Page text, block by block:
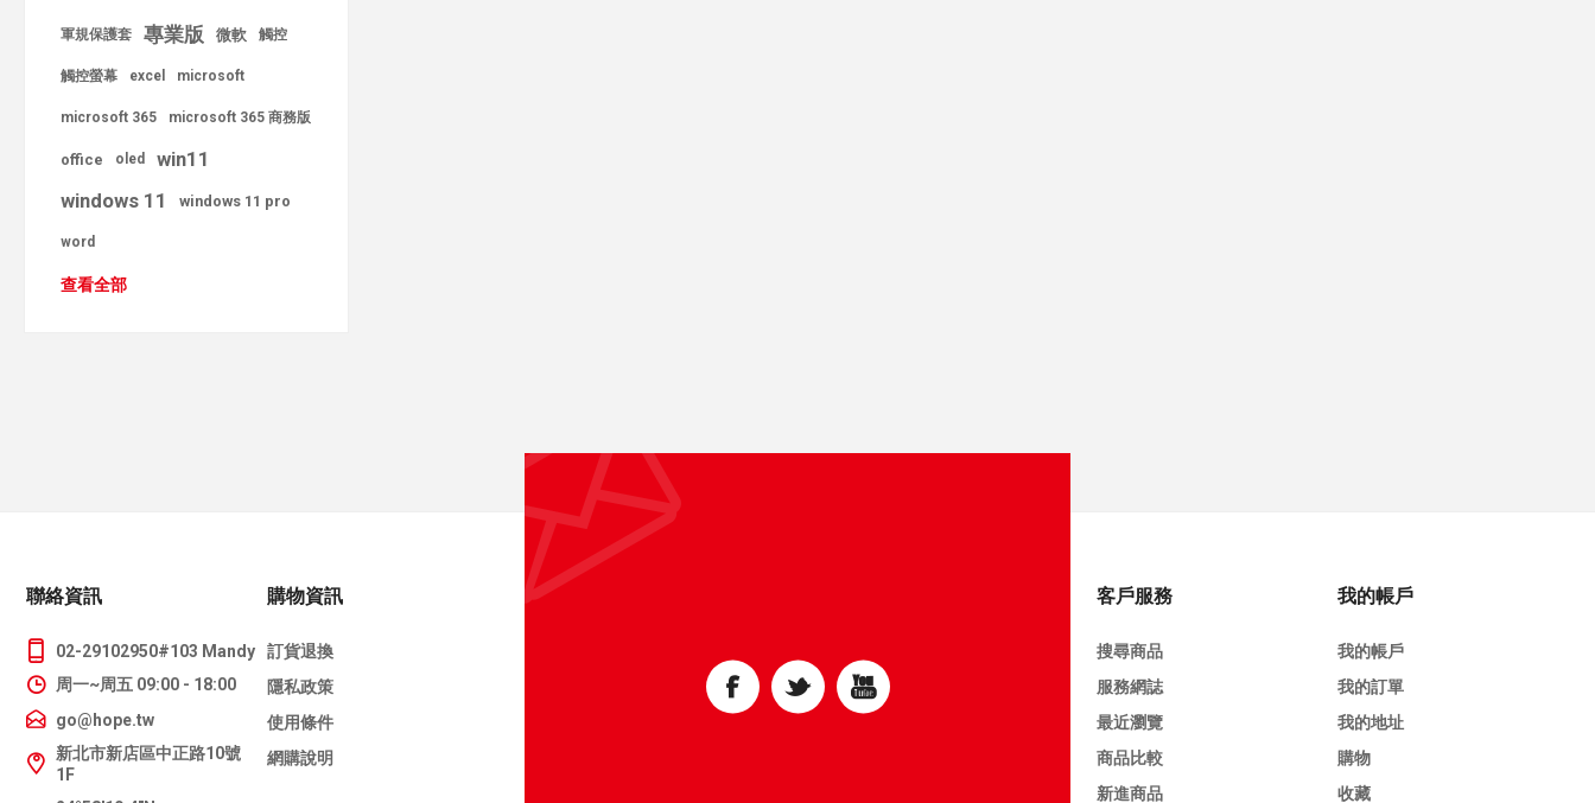
軍規保護套 專業版 微軟 觸控
觸控螢幕 excel microsoft
microsoft 365 microsoft 365 商務版
office oled
win11
windows 11
windows 11 pro
word
查看全部
聯絡資訊
02-29102950#103 Mandy
周一~周五 09:00 - 18:00
go@hope.tw
新北市新店區中正路10號
1F
購物資訊
訂貨退換
隱私政策
使用條件
網購說明
客戶服務
搜尋商品
服務網誌
最近瀏覽
商品比較
新進商品
我的帳戶
我的帳戶
我的訂單
我的地址
購物
收藏